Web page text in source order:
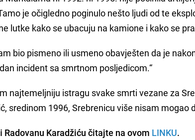
je očigledno poginulo nešto ljudi od te
lutke kako se ubacuju na kamione i kako se
bio pismeno ili usmeno obavješten da je
incident sa smrtnom posljedicom.“
najtemeljniju istragu svake smrti vezane za
sredinom 1996, Srebrenicu više nisam mogao
Radovanu Karadžiću čitajte na ovom LINKU.